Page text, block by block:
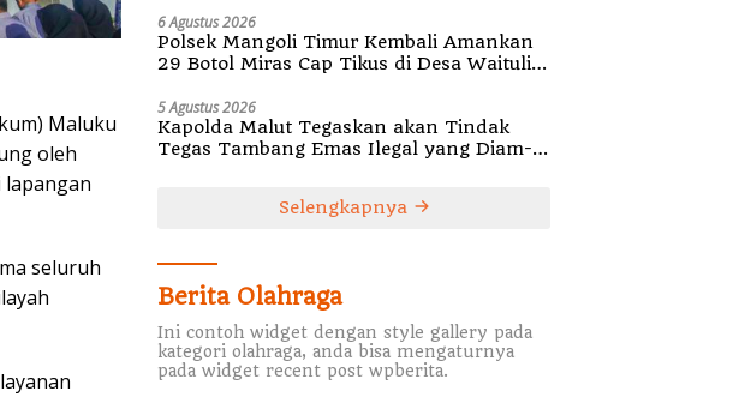
Maluku
oleh
lapangan
seluruh
6 Agustus 2026
Polsek Mangoli Timur Kembali Amankan
29 Botol Miras Cap Tikus di Desa Waitulia
5 Agustus 2026
Kapolda Malut Tegaskan akan Tindak
Tegas Tambang Emas Ilegal yang Diam-
Selengkapnya
Berita Olahraga
Ini contoh widget dengan style gallery pada
kategori olahraga, anda bisa mengaturnya
pada widget recent post wpberita.